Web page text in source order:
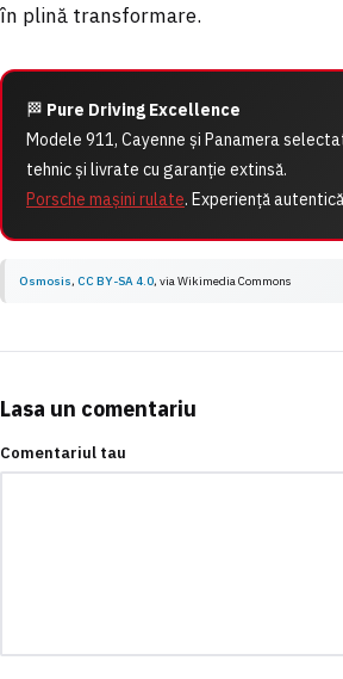
în plină transformare.
🏁 Pure Driving Excellence
Modele 911, Cayenne și Panamera
tehnic și livrate cu garanție extinsă.
Porsche mașini rulate. Experiență
Osmosis, CC BY-SA 4.0, viaWikimedia Commons
Lasa un comentariu
Comentariul tau